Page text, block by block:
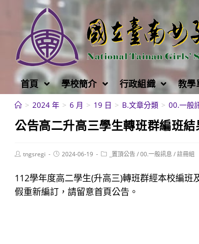
首頁 學校簡介 行政組織 教學
> 2024 年 > 6 月 > 19 日 > B.文章分類 > 00.一般
公告高二升高三學生轉班群編班結
Posttngsregi
Post2024-06-19
Post _置頂公告/00.一般訊息 /註冊組
112學年度高二學生(升高三)轉班群經本校編
假重新編訂，請留意首頁公告。